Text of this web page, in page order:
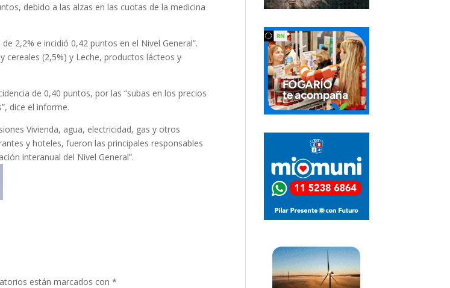
debido a las alzas en las cuotas de la medicina
2,2% e incidió 0,42 puntos en el Nivel General”.
cereales (2,5%) y Leche, productos lácteos y
de 0,40 puntos, por las “subas en los precios
dice el informe.
Vivienda, agua, electricidad, gas y otros
y hoteles, fueron las principales responsables
interanual del Nivel General”.
están marcados con*